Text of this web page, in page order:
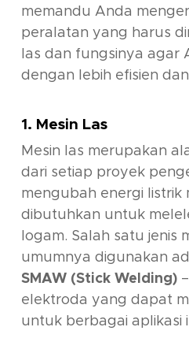
memandu Anda
peralatan yang harus
las dan fungsinya agar
dengan lebih efisien
1. Mesin Las
Mesin las merupakan
dari setiap proyek
mengubah energi listrik
dibutuhkan untuk
logam. Salah satu jenis
umumnya digunakan
SMAW (Stick Welding)–
elektroda yang dapat
untuk berbagai aplikasi